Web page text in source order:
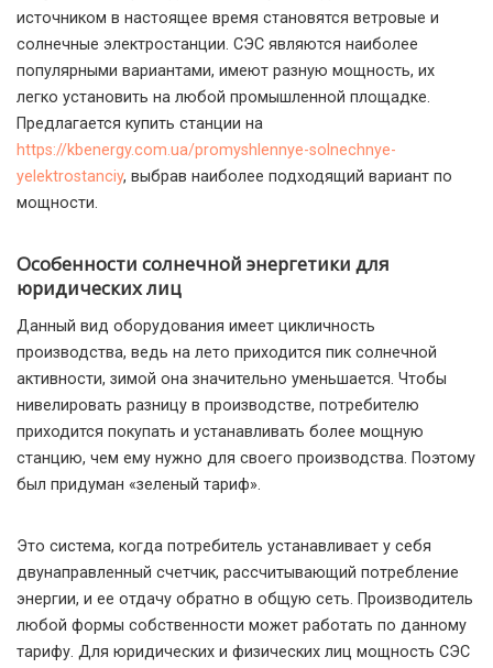
источником в настоящее время становятся ветровые и
солнечные электростанции. СЭС являются наиболее
популярными вариантами, имеют разную мощность, их
легко установить на любой промышленной площадке.
Предлагается купить станции на
https://kbenergy.com.ua/promyshlennye-solnechnye-
yelektrostanciy, выбрав наиболее подходящий вариант по
мощности.
Особенности солнечной энергетики для
юридических лиц
Данный вид оборудования имеет цикличность
производства, ведь на лето приходится пик солнечной
активности, зимой она значительно уменьшается. Чтобы
нивелировать разницу в производстве, потребителю
приходится покупать и устанавливать более мощную
станцию, чем ему нужно для своего производства. Поэтому
был придуман «зеленый тариф».
Это система, когда потребитель устанавливает у себя
двунаправленный счетчик, рассчитывающий потребление
энергии, и ее отдачу обратно в общую сеть. Производитель
любой формы собственности может работать по данному
тарифу. Для юридических и физических лиц мощность СЭС